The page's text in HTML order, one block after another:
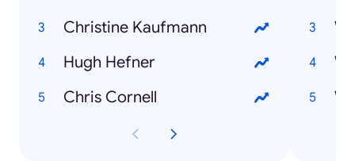
Christine Kaufmann
Hugh Hefner
Chris Cornell